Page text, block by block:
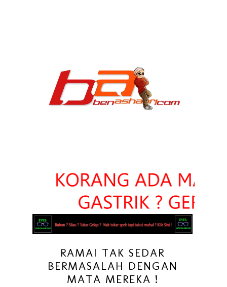
RAMAI TAK SEDAR
BERMASALAH DENGAN
MATA MEREKA !